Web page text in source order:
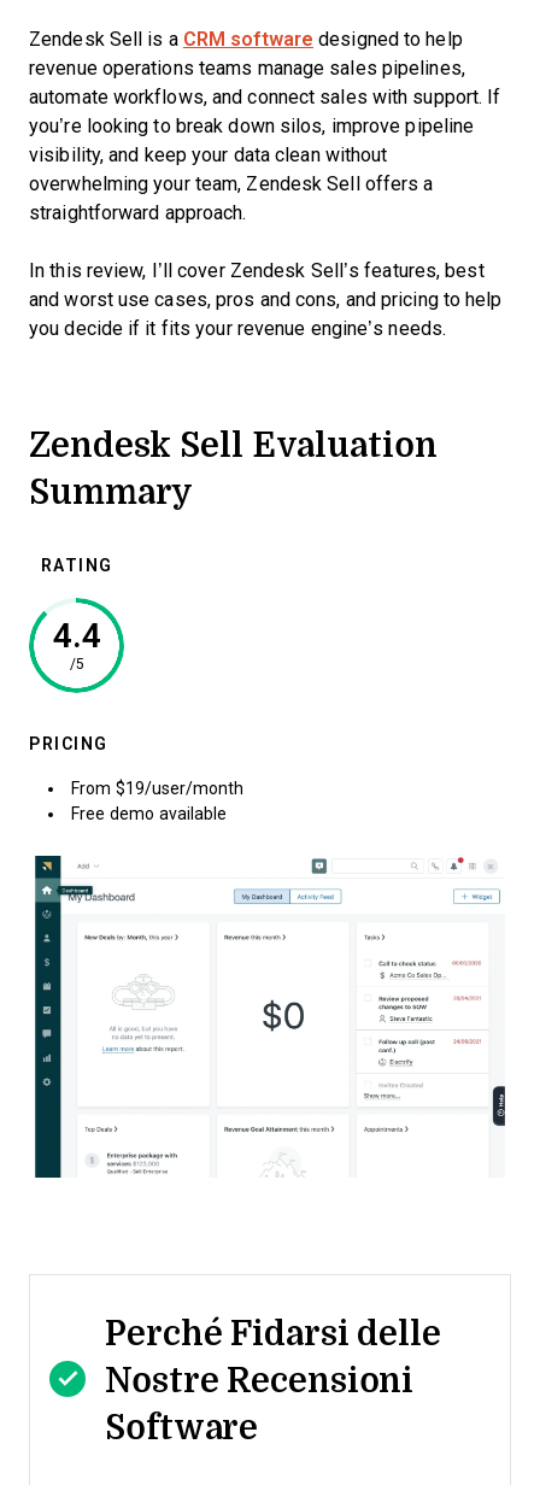
Zendesk Sell is a CRM software designed to help
revenue operations teams manage sales pipelines,
automate workflows, and connect sales with support. If
you’re looking to break down silos, improve pipeline
visibility, and keep your data clean without
overwhelming your team, Zendesk Sell offers a
straightforward approach.
In this review, I’ll cover Zendesk Sell’s features, best
and worst use cases, pros and cons, and pricing to help
you decide if it fits your revenue engine’s needs.
Zendesk Sell Evaluation
Summary
RATING
4.4
/5
PRICING
From $19/user/month
Free demo available
Perché Fidarsi delle
Nostre Recensioni
Software